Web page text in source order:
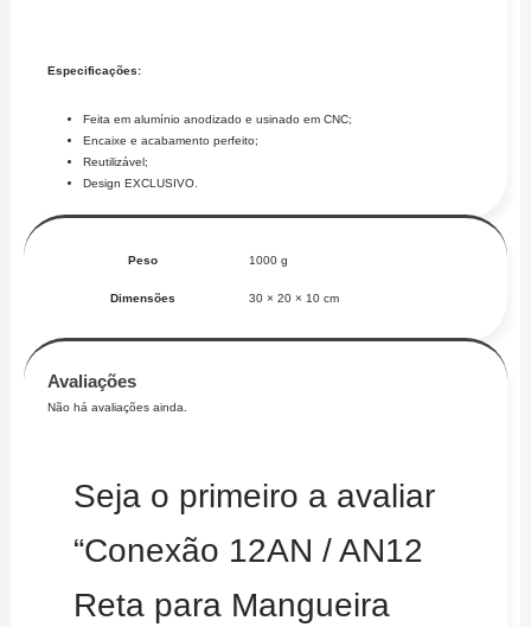
Especificações:
Feita em alumínio anodizado e usinado em CNC;
Encaixe e acabamento perfeito;
Reutilizável;
Design EXCLUSIVO.
Peso 1000 g
Dimensões 30 × 20 × 10 cm
Avaliações
Não há avaliações ainda.
Seja o primeiro a avaliar
“Conexão 12AN / AN12
Reta para Mangueira